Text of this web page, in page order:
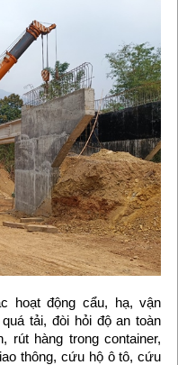
hoạt động cẩu, hạ, vận
tải, đòi hỏi độ an toàn
rút hàng trong container,
thông, cứu hộ ô tô, cứu